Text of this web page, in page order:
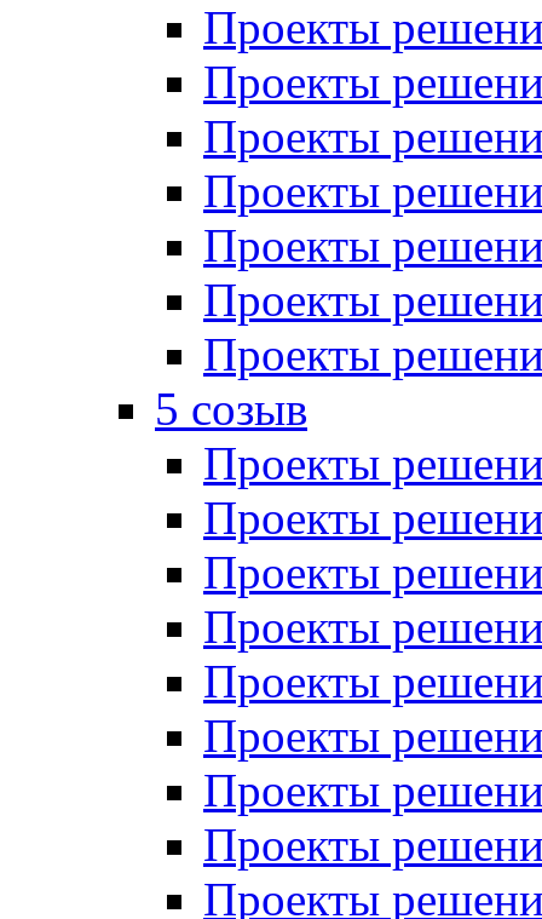
Проекты
Проекты
Проекты
Проекты
Проекты
Проекты
Проекты
5 созыв
Проекты
Проекты
Проекты
Проекты
Проекты
Проекты
Проекты
Проекты
Проекты